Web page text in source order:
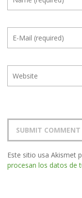
Este sitio usa Akismet
procesan los datos de